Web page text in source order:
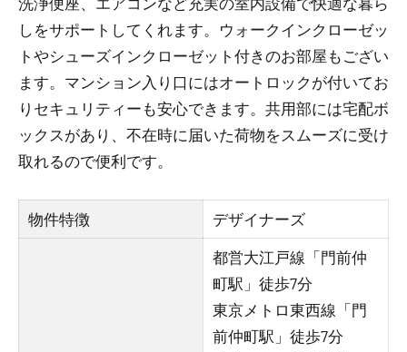
しをサポートしてくれます。ウォークインクローゼッ
トやシューズインクローゼット付きのお部屋もござい
ます。マンション入り口にはオートロックが付いてお
りセキュリティーも安心できます。共用部には宅配ボ
ックスがあり、不在時に届いた荷物をスムーズに受け
取れるので便利です。
物件特徴 デザイナーズ
都営大江戸線「門前仲
町駅」徒歩7分
東京メトロ東西線「門
前仲町駅」徒歩7分